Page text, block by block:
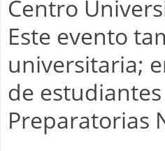
Centro
Este evento
universitaria;
de estudiantes
Preparatorias